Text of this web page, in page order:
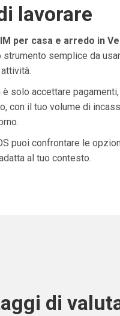
lavorare
per casa e arredo in
strumento semplice da
è solo accettare
con il tuo volume di
puoi confrontare le
al tuo contesto.
di